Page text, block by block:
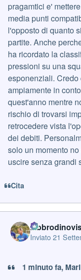
pragamtici e'
media punti
l'opposto di quanto
partite. Anche
ha ricordato la
pressioni su una
esponenziali.
ampiamente in
quest'anno mentre
rischio di trovarsi
retrocedere vista
dei debiti.
solo un momento
uscire senza grandi
Cita
Inviato21
1 minuto fa,